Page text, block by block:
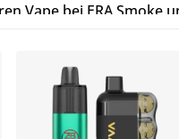
Vape bei ERA